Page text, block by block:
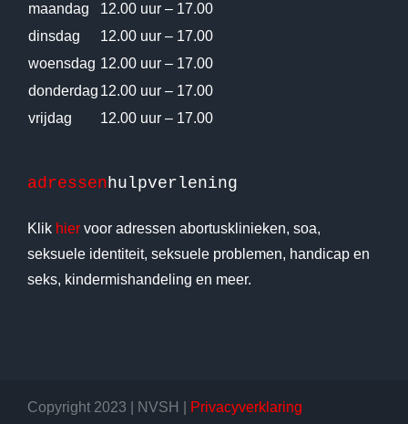
maandag
12.00 uur – 17.00
dinsdag
12.00 uur – 17.00
woensdag 12.00 uur – 17.00
donderdag 12.00 uur – 17.00
vrijdag
12.00 uur – 17.00
adressenhulpverlening
Klik hiervoor adressen abortusklinieken, soa,
seksuele identiteit, seksuele problemen, handicap en
seks, kindermishandeling en meer.
Copyright 2023 | NVSH | Privacyverklaring